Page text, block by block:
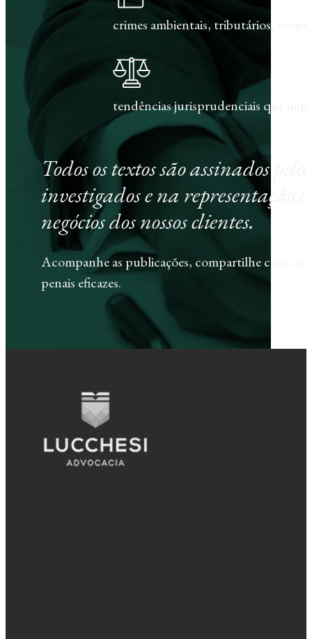
crimes ambientais, tributários,
tendências jurisprudenciais que
Todos os textos são assinados
investigados e na representação
negócios dos nossos clientes.
Acompanhe as publicações, compartilhe com
penais eficazes.